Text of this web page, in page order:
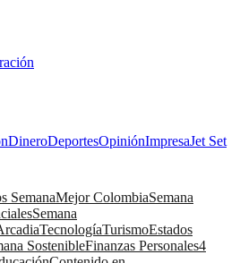
DineroDeportesOpiniónImpresaJet Set
SemanaMejor ColombiaSemana
Semana
TecnologíaTurismoEstados
SostenibleFinanzas Personales4